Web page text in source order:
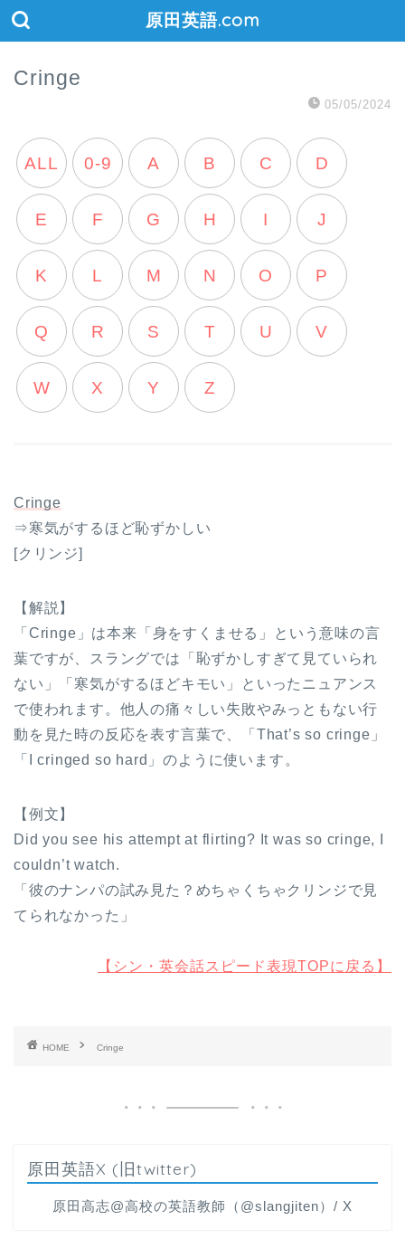
原田英語.com
Cringe
05/05/2024
ALL 0-9 A B C D
E F G H I J
K L M N O P
Q R S T U V
W X Y Z
Cringe
⇒寒気がするほど恥ずかしい
[クリンジ]
【解説】
「Cringe」は本来「身をすくませる」という意味の言
葉ですが、スラングでは「恥ずかしすぎて見ていられ
ない」「寒気がするほどキモい」といったニュアンス
で使われます。他人の痛々しい失敗やみっともない行
動を見た時の反応を表す言葉で、「That’s so cringe」
「I cringed so hard」のように使います。
【例文】
Did you see his attempt at flirting? It was so cringe, I
couldn’t watch.
「彼のナンパの試み見た？めちゃくちゃクリンジで見
てられなかった」
【シン・英会話スピード表現TOPに戻る】
HOME Cringe
原田英語X (旧twitter)
原田高志@高校の英語教師（@slangjiten）/ X